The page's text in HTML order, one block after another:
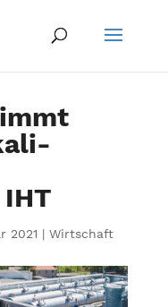
2021 | Wirtschaft